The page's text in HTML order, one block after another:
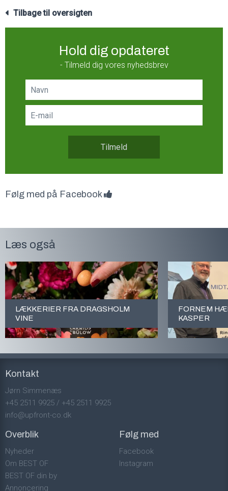
Tilbage til oversigten
Hold dig opdateret
- Tilmeld dig vores nyhedsbrev
Tilmeld
Følg med på Facebook
Læs også
LÆKKERIER FRA DRAGSHOLM
VINE
FORNEM
KASPER
Kontakt
Jørn Simmenæs
+45 2511 9925 / +45 2511 9925
info@upfront-co.dk
Overblik
Nyheder
Om BEST OF
BEST OF din by
Annoncering
Følg med
Facebook
Instagram